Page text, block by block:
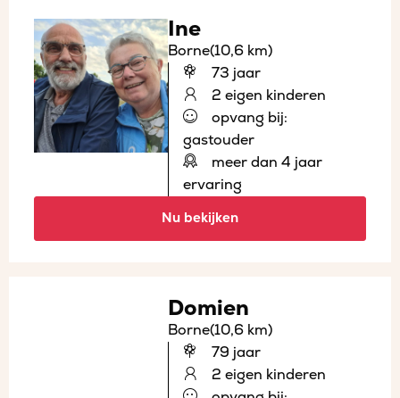
Ine
Borne(10,6 km)
73 jaar
2 eigen kinderen
opvang bij:
gastouder
meer dan 4 jaar
ervaring
Nu bekijken
Domien
Borne(10,6 km)
79 jaar
2 eigen kinderen